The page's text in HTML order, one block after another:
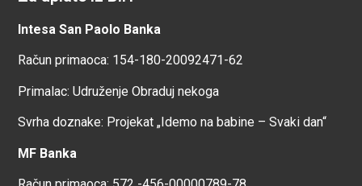
Intesa San Paolo Banka
Račun primaoca: 154-180-20092471-62
Primalac: Udruženje Obraduj nekoga
Svrha doznake: Projekat „Idemo na babine – Svaki dan“
MF Banka